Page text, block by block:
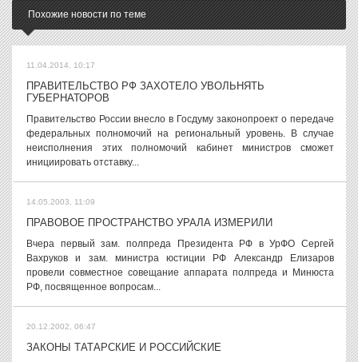
Похожие новости по теме
11.04.2014, 10:17
ПРАВИТЕЛЬСТВО РФ ЗАХОТЕЛО УВОЛЬНЯТЬ
ГУБЕРНАТОРОВ
Правительство России внесло в Госдуму законопроект о передаче
федеральных полномочий на региональный уровень. В случае
неисполнения этих полномочий кабинет министров сможет
инициировать отставку...
14.05.2003, 11:09
ПРАВОВОЕ ПРОСТРАНСТВО УРАЛА ИЗМЕРИЛИ
Вчера первый зам. полпреда Президента РФ в УрФО Сергей
Вахруков и зам. министра юстиции РФ Александр Елизаров
провели совместное совещание аппарата полпреда и Минюста
РФ, посвященное вопросам...
20.12.2002, 06:47
ЗАКОНЫ ТАТАРСКИЕ И РОССИЙСКИЕ